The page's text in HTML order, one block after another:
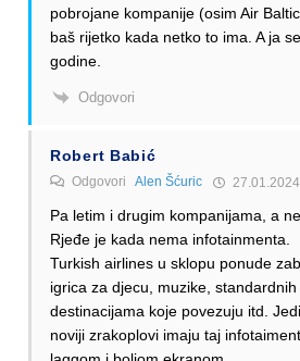
pobrojane kompanije (osim Air
baš rijetko kada netko to ima. A ja
godine.
Odgovori
Robert Babić
Odgovori Alen Šćuric
Pa letim i drugim kompanijama, a
Rjeđe je kada nema infotainmenta.
Turkish airlines u sklopu ponude
igrica za djecu, muzike,
destinacijama koje povezuju itd.
noviji zrakoplovi imaju taj